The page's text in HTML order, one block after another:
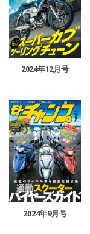
2024年12月号
2024年9月号